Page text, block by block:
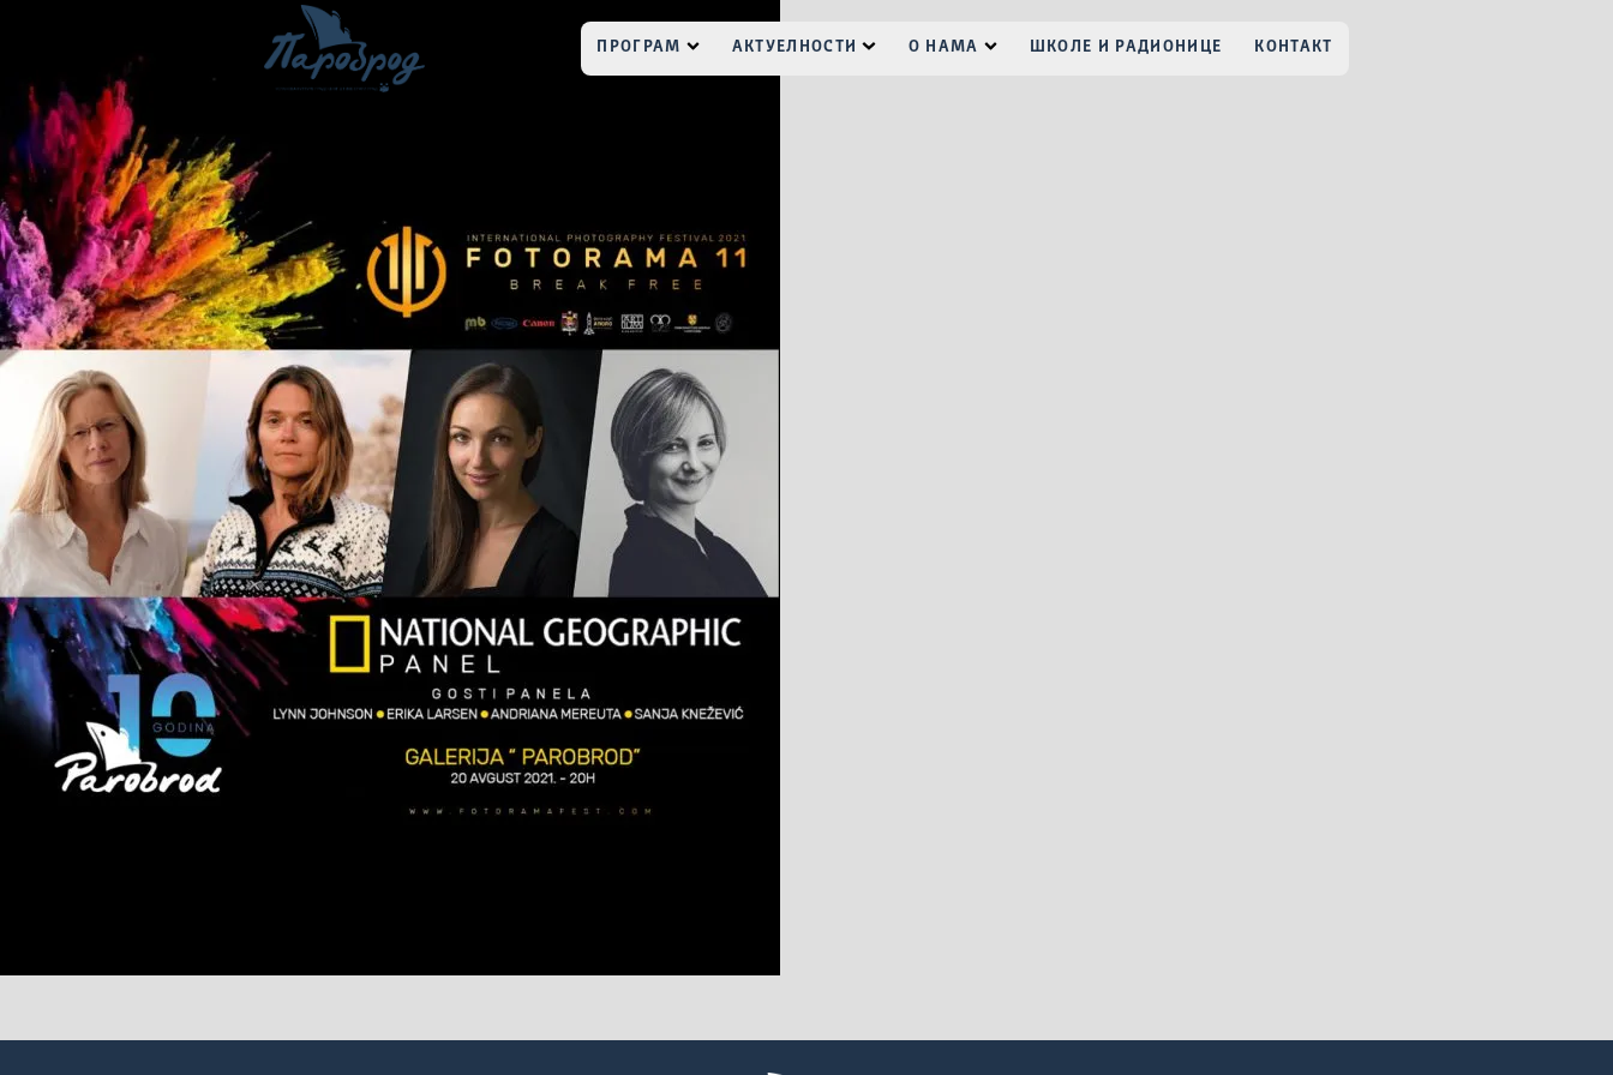
ПРОГРАМ АКТУЕЛНОСТИ О НАМА ШКОЛЕ И РАДИОНИЦЕ КОНТАКТ